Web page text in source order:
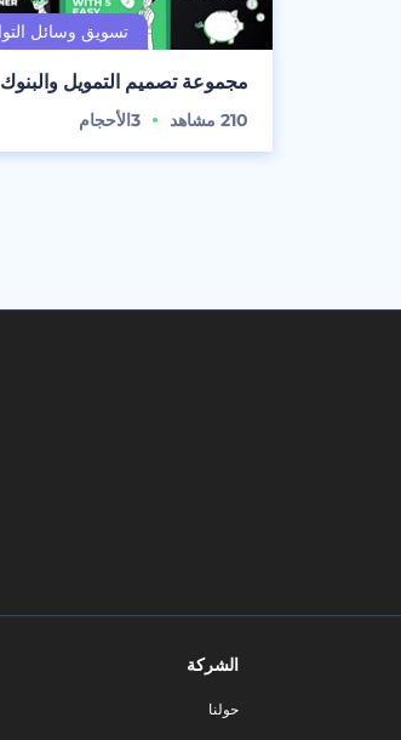
مجموعة تصميم التمويل والبنوك
210 مشاهد 3الأحجام
الشركة
حولنا